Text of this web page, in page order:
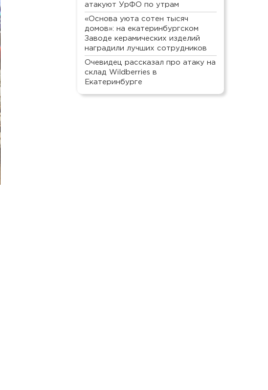
атакуют УрФО по утрам
«Основа уюта сотен тысяч
домов»: на екатеринбургском
Заводе керамических изделий
наградили лучших сотрудников
Очевидец рассказал про атаку на
склад Wildberries в
Екатеринбурге